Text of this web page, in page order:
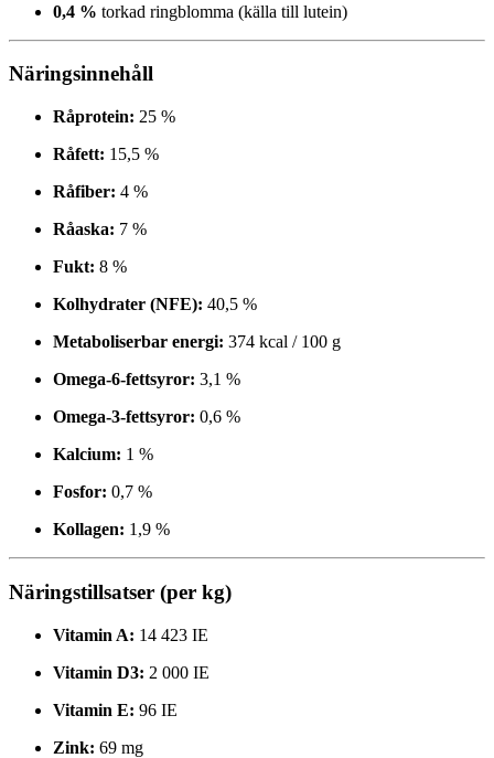
0,4 % torkad ringblomma (källa till lutein)
Näringsinnehåll
Råprotein: 25 %
Råfett: 15,5 %
Råfiber: 4 %
Råaska: 7 %
Fukt: 8 %
Kolhydrater (NFE): 40,5 %
Metaboliserbar energi: 374 kcal / 100 g
Omega-6-fettsyror: 3,1 %
Omega-3-fettsyror: 0,6 %
Kalcium: 1 %
Fosfor: 0,7 %
Kollagen: 1,9 %
Näringstillsatser (per kg)
Vitamin A: 14 423 IE
Vitamin D3: 2 000 IE
Vitamin E: 96 IE
Zink: 69 mg